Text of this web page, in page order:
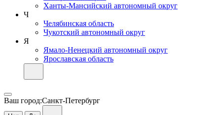
Ханты-Мансийский автономный округ
Ч
Челябинская область
Чукотский автономный округ
Я
Ямало-Ненецкий автономный округ
Ярославская область
Ваш город:Санкт-Петербург